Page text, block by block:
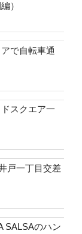
）
で自転車通
スクエア一
戸一丁目交差
SALSAのハン